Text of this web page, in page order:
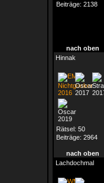
Beiträge: 2138
nach oben
Hinnak
Rätsel: 50
Beiträge: 2964
nach oben
Lachdochmal